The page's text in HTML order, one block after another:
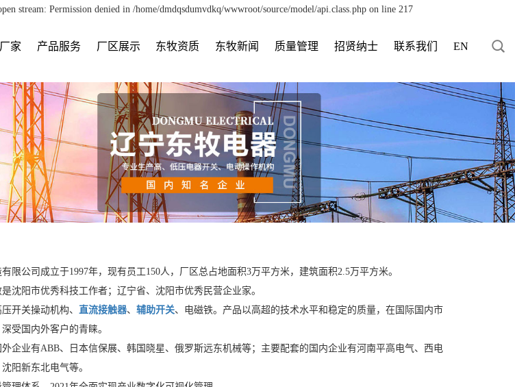
stream: Permission denied in /home/dmdqsdumvdkq/wwwroot/source/model/api.class.php on line 217
家 产品服务 厂区展示 东牧资质 东牧新闻 质量管理 招贤纳士 联系我们 EN
限公司成立于1997年，现有员工150人，厂区总占地面积3万平方米，建筑面积2.5万平方米。
沈阳市优秀科技工作者；辽宁省、沈阳市优秀民营企业家。
开关操动机构、 直流接触器、 辅助开关、电磁铁。产品以高超的技术水平和稳定的质量，在国际国内市
，深受国内外客户的青睐。
外企业有ABB、日本信保展、韩国晓星、俄罗斯远东机械等；主要配套的国内企业有河南平高电气、西电
阳新东北电气等。